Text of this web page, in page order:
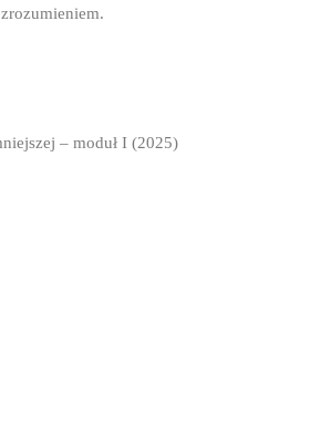
– moduł I (2025)